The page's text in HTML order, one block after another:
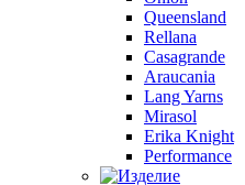
Queensland
Rellana
Casagrande
Araucania
Lang Yarns
Mirasol
Erika Knight
Performance